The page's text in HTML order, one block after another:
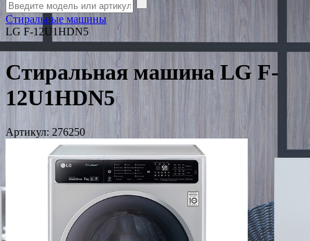
Стиральные машины
LG F-12U1HDN5
Стиральная машина LG F-
12U1HDN5
Артикул: 276250